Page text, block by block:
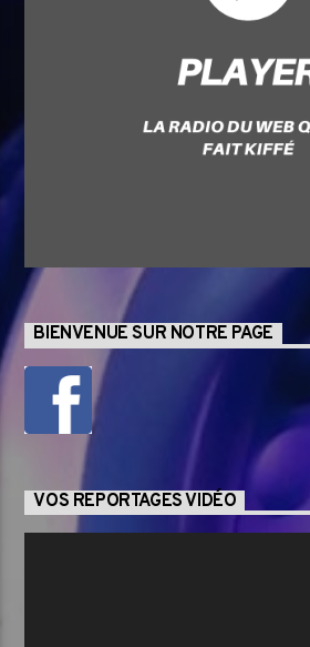
BIENVENUE SUR NOTRE PAGE
VOS REPORTAGES VIDÉO